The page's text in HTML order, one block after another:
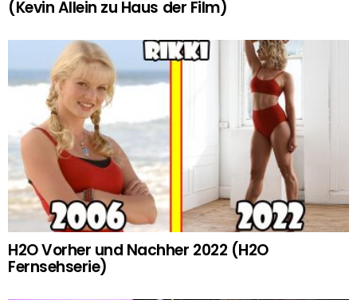
(Kevin Allein zu Haus der Film)
H2O Vorher und Nachher 2022 (H2O
Fernsehserie)